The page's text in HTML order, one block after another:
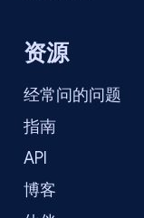
资源
经常问的问题
指南
API
博客